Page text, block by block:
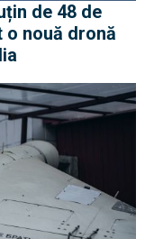
de 48 de
o nouă dronă